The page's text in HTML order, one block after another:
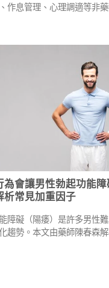
作息管理、心理調適等非
為會讓男性勃起功能
析常見加重因子
障礙（陽痿）是許多男性
趨勢。本文由藥師陳春森